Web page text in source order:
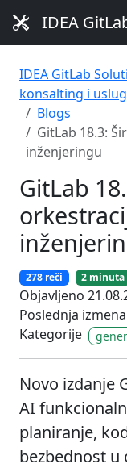
IDEA
IDEA GitLab
konsalting i
Blogs
GitLab 18.3:
inženjeringu
GitLab
278 reči 2 minuta
Objavljeno
Poslednja
Kategorije
Novo izdanje
AI
planiranje,
bezbednost u